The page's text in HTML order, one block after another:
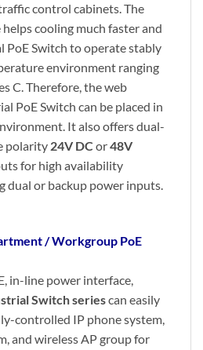
control cabinets. The
cooling much faster and
PoE Switch to operate stably
environment ranging
C. Therefore, the web
PoE Switch can be placed in
It also offers dual-
polarity 24V DC or48V
for high availability
dual or backup power inputs.
/ Workgroup PoE
in-line power interface,
Switch seriescan easily
controlled IP phone system,
and wireless AP group for